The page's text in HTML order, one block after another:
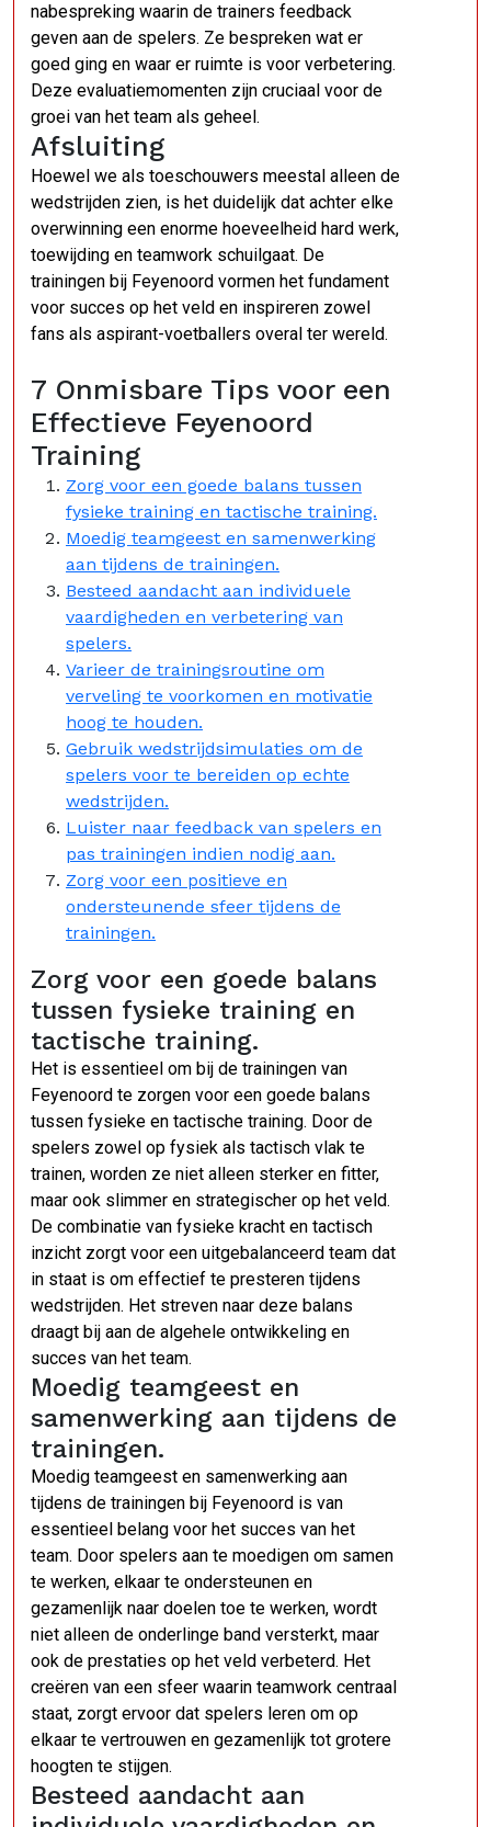
nabespreking waarin de trainers feedback
geven aan de spelers. Ze bespreken wat er
goed ging en waar er ruimte is voor verbetering.
Deze evaluatiemomenten zijn cruciaal voor de
groei van het team als geheel.
Afsluiting
Hoewel we als toeschouwers meestal alleen de
wedstrijden zien, is het duidelijk dat achter elke
overwinning een enorme hoeveelheid hard werk,
toewijding en teamwork schuilgaat. De
trainingen bij Feyenoord vormen het fundament
voor succes op het veld en inspireren zowel
fans als aspirant-voetballers overal ter wereld.
7 Onmisbare Tips voor een
Effectieve Feyenoord
Training
Zorg voor een goede balans tussen
fysieke training en tactische training.
Moedig teamgeest en samenwerking
aan tijdens de trainingen.
Besteed aandacht aan individuele
vaardigheden en verbetering van
spelers.
Varieer de trainingsroutine om
verveling te voorkomen en motivatie
hoog te houden.
Gebruik wedstrijdsimulaties om de
spelers voor te bereiden op echte
wedstrijden.
Luister naar feedback van spelers en
pas trainingen indien nodig aan.
Zorg voor een positieve en
ondersteunende sfeer tijdens de
trainingen.
Zorg voor een goede balans
tussen fysieke training en
tactische training.
Het is essentieel om bij de trainingen van
Feyenoord te zorgen voor een goede balans
tussen fysieke en tactische training. Door de
spelers zowel op fysiek als tactisch vlak te
trainen, worden ze niet alleen sterker en fitter,
maar ook slimmer en strategischer op het veld.
De combinatie van fysieke kracht en tactisch
inzicht zorgt voor een uitgebalanceerd team dat
in staat is om effectief te presteren tijdens
wedstrijden. Het streven naar deze balans
draagt bij aan de algehele ontwikkeling en
succes van het team.
Moedig teamgeest en
samenwerking aan tijdens de
trainingen.
Moedig teamgeest en samenwerking aan
tijdens de trainingen bij Feyenoord is van
essentieel belang voor het succes van het
team. Door spelers aan te moedigen om samen
te werken, elkaar te ondersteunen en
gezamenlijk naar doelen toe te werken, wordt
niet alleen de onderlinge band versterkt, maar
ook de prestaties op het veld verbeterd. Het
creëren van een sfeer waarin teamwork centraal
staat, zorgt ervoor dat spelers leren om op
elkaar te vertrouwen en gezamenlijk tot grotere
hoogten te stijgen.
Besteed aandacht aan